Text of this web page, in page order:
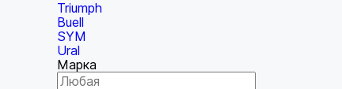
Triumph
Buell
SYM
Ural
Марка